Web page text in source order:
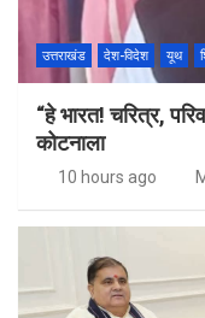
उत्तराखंड देश-विदेश यूथ
“हे भारत! चरित्र,
कोटनाला
10 hours ago